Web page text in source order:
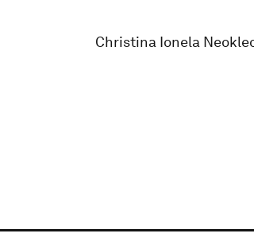
Christina Ionela